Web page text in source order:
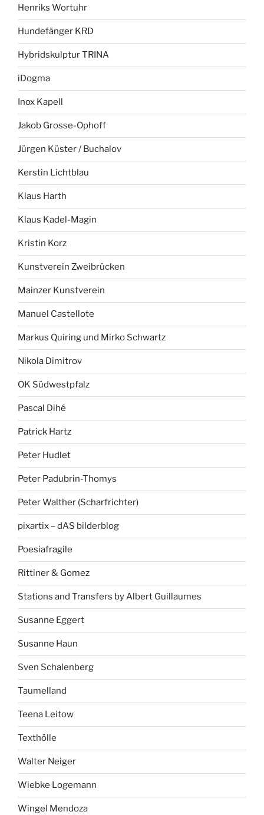
Henriks Wortuhr
Hundefänger KRD
Hybridskulptur TRINA
iDogma
Inox Kapell
Jakob Grosse-Ophoff
Jürgen Küster / Buchalov
Kerstin Lichtblau
Klaus Harth
Klaus Kadel-Magin
Kristin Korz
Kunstverein Zweibrücken
Mainzer Kunstverein
Manuel Castellote
Markus Quiring und Mirko Schwartz
Nikola Dimitrov
OK Südwestpfalz
Pascal Dihé
Patrick Hartz
Peter Hudlet
Peter Padubrin-Thomys
Peter Walther (Scharfrichter)
pixartix – dAS bilderblog
Poesiafragile
Rittiner & Gomez
Stations and Transfers by Albert Guillaumes
Susanne Eggert
Susanne Haun
Sven Schalenberg
Taumelland
Teena Leitow
Texthölle
Walter Neiger
Wiebke Logemann
Wingel Mendoza